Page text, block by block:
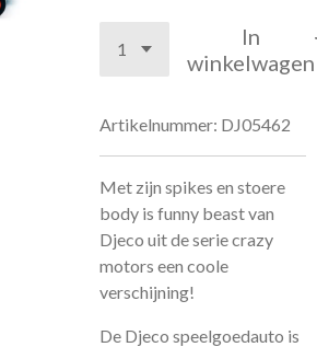
In
winkelwagen
Artikelnummer: DJ05462
Met zijn spikes en stoere
body is funny beast van
Djeco uit de serie crazy
motors een coole
verschijning!
De Djeco speelgoedauto is